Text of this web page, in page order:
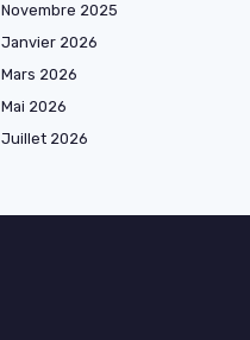
Novembre 2025
Janvier 2026
Mars 2026
Mai 2026
Juillet 2026